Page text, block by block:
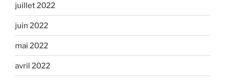
juillet 2022
juin 2022
mai 2022
avril 2022